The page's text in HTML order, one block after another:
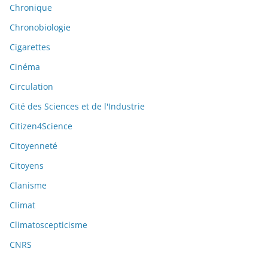
Chronique
Chronobiologie
Cigarettes
Cinéma
Circulation
Cité des Sciences et de l'Industrie
Citizen4Science
Citoyenneté
Citoyens
Clanisme
Climat
Climatoscepticisme
CNRS